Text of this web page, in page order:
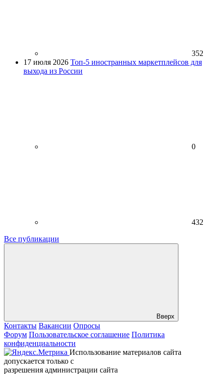
352
17 июля 2026 Топ-5 иностранных маркетплейсов для
выхода из России
0
432
Все публикации
Вверх
Контакты Вакансии Опросы
Форум Пользовательское соглашение Политика
конфиденциальности
Использование материалов сайта
допускается только с
разрешения администрации сайта